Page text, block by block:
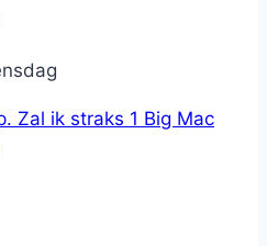
Zal ik straks 1 Big Mac